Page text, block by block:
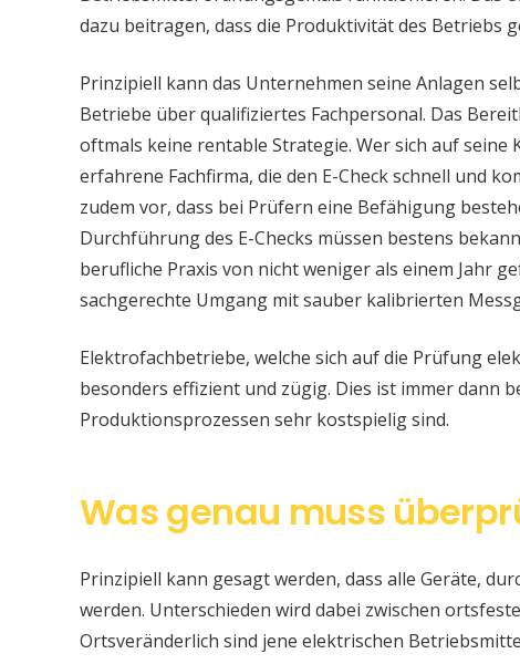
dazu beitragen, dass die Produktivität des Betriebs
Prinzipiell kann das Unternehmen seine Anlagen
Betriebe über qualifiziertes Fachpersonal. Das
oftmals keine rentable Strategie. Wer sich auf
erfahrene Fachfirma, die den E-Check schnell und
zudem vor, dass bei Prüfern eine Befähigung
Durchführung des E-Checks müssen bestens
berufliche Praxis von nicht weniger als einem Jahr
sachgerechte Umgang mit sauber kalibrierten
Elektrofachbetriebe, welche sich auf die Prüfung
besonders effizient und zügig. Dies ist immer dann
Produktionsprozessen sehr kostspielig sind.
Was genau muss
Prinzipiell kann gesagt werden, dass alle Geräte,
werden. Unterschieden wird dabei zwischen
Ortsveränderlich sind jene elektrischen